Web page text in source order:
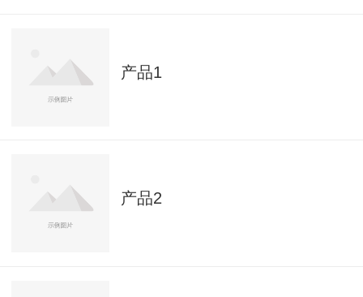
产品1
产品2